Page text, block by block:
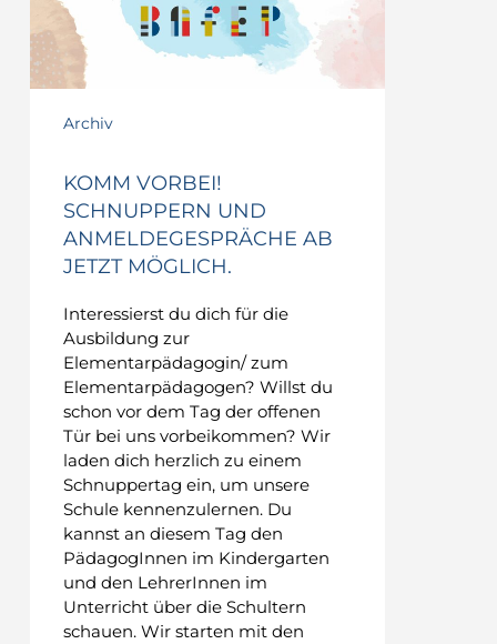
jetzt
möglich.
Archiv
KOMM VORBEI!
SCHNUPPERN UND
ANMELDEGESPRÄCHE AB
JETZT MÖGLICH.
Interessierst du dich für die
Ausbildung zur
Elementarpädagogin/ zum
Elementarpädagogen? Willst du
schon vor dem Tag der offenen
Tür bei uns vorbeikommen? Wir
laden dich herzlich zu einem
Schnuppertag ein, um unsere
Schule kennenzulernen. Du
kannst an diesem Tag den
PädagogInnen im Kindergarten
und den LehrerInnen im
Unterricht über die Schultern
schauen. Wir starten mit den